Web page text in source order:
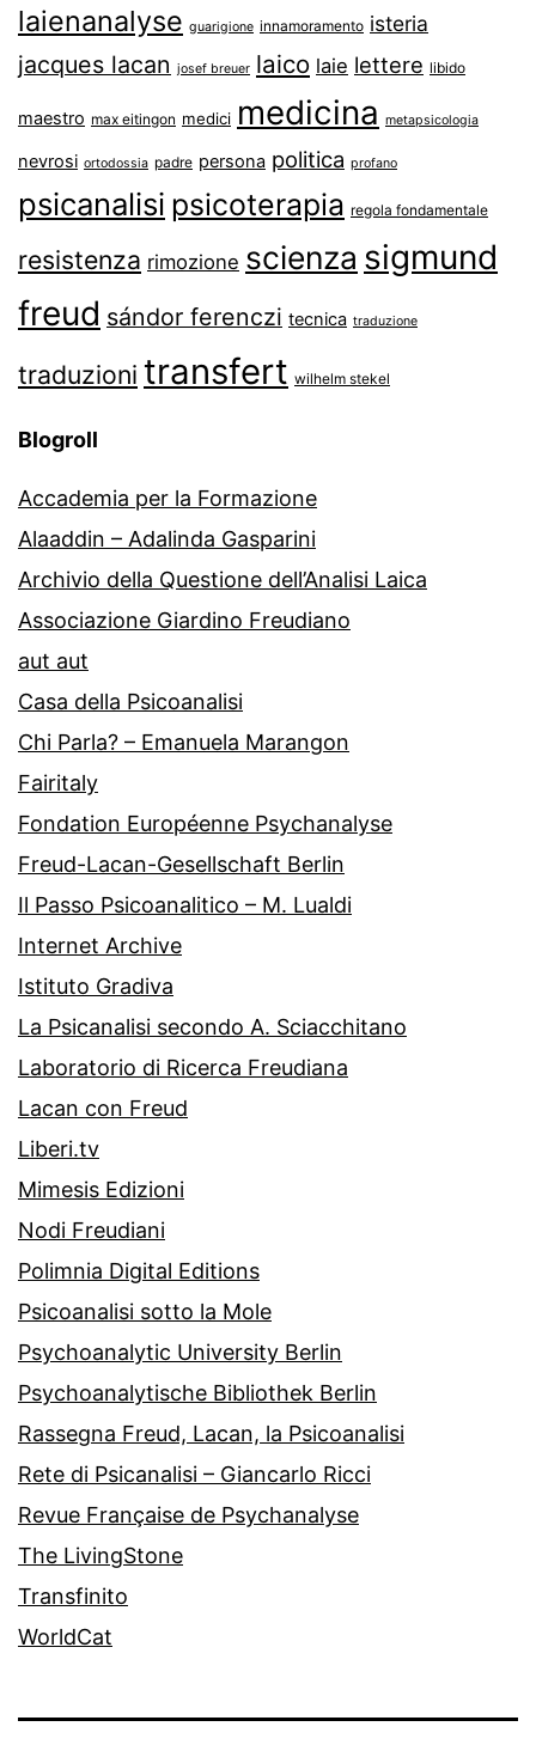
laienanalyse guarigione innamoramento isteria
jacques lacan josef breuer laico laie lettere libido
maestro max eitingon medici medicina metapsicologia
nevrosi ortodossia padre persona politica profano
psicanalisi psicoterapia regola fondamentale
resistenza rimozione scienza sigmund
freud sándor ferenczi tecnica traduzione
traduzioni transfert wilhelm stekel
Blogroll
Accademia per la Formazione
Alaaddin – Adalinda Gasparini
Archivio della Questione dell’Analisi Laica
Associazione Giardino Freudiano
aut aut
Casa della Psicoanalisi
Chi Parla? – Emanuela Marangon
Fairitaly
Fondation Européenne Psychanalyse
Freud-Lacan-Gesellschaft Berlin
Il Passo Psicoanalitico – M. Lualdi
Internet Archive
Istituto Gradiva
La Psicanalisi secondo A. Sciacchitano
Laboratorio di Ricerca Freudiana
Lacan con Freud
Liberi.tv
Mimesis Edizioni
Nodi Freudiani
Polimnia Digital Editions
Psicoanalisi sotto la Mole
Psychoanalytic University Berlin
Psychoanalytische Bibliothek Berlin
Rassegna Freud, Lacan, la Psicoanalisi
Rete di Psicanalisi – Giancarlo Ricci
Revue Française de Psychanalyse
The LivingStone
Transfinito
WorldCat